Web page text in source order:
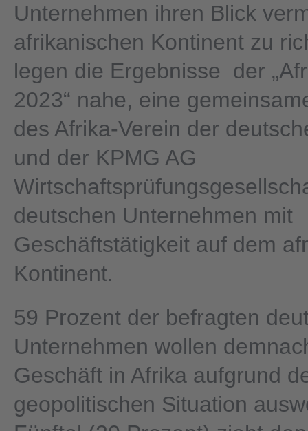
Unternehmen ihren Blick
afrikanischen Kontinent zu
legen die Ergebnisse der
2023“ nahe, eine
des Afrika-Verein der
und der KPMG AG
deutschen Unternehmen mit
Geschäftstätigkeit auf dem
Kontinent.
59 Prozent der befragten
Unternehmen wollen
Geschäft in Afrika aufgrund
geopolitischen Situation